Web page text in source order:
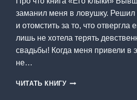
заманил меня в ловушку. Решил
и отомстить за то, что отвергла
лишь не хотела терять
свадьбы! Когда меня привели в
не…
ЧИТАТЬ КНИГУ ЕГО